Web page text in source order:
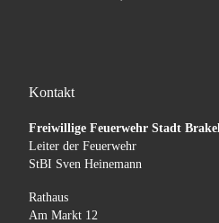
Kontakt
Freiwillige Feuerwehr Stadt Brakel
Leiter der Feuerwehr
StBI Sven Heinemann
Rathaus
Am Markt 12